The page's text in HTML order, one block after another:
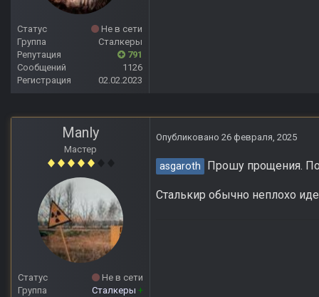
Статус
Не в сети
Группа
Сталкеры
Репутация
791
Сообщений
1126
Регистрация
02.02.2023
Manly
Мастер
Статус
Не в сети
Группа
Сталкеры +
Опубликовано 26 февраля, 2025
asgaroth Прошу прощения.
Сталькир обычно неплохо